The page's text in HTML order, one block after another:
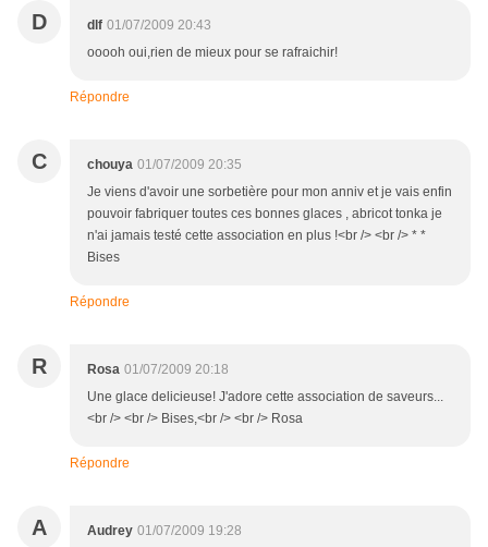
D dlf 01/07/2009 20:43
ooooh oui,rien de mieux pour se rafraichir!
Répondre
C chouya 01/07/2009 20:35
Je viens d'avoir une sorbetière pour mon anniv et je vais enfin
pouvoir fabriquer toutes ces bonnes glaces , abricot tonka je
n'ai jamais testé cette association en plus !<br /> <br /> * *
Bises
Répondre
R Rosa 01/07/2009 20:18
Une glace delicieuse! J'adore cette association de saveurs...
<br /> <br /> Bises,<br /> <br /> Rosa
Répondre
A Audrey 01/07/2009 19:28